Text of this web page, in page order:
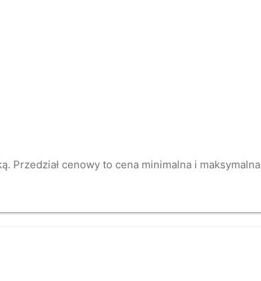
Przedział cenowy to cena minimalna i maksymalna